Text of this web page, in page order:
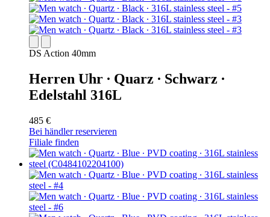
DS Action 40mm
Herren Uhr ∙ Quarz ∙ Schwarz ∙
Edelstahl 316L
485 €
Bei händler reservieren
Filiale finden